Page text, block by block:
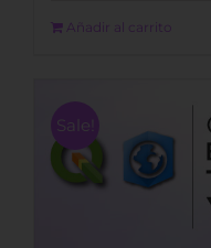
800,00 €.
Añadir al carrito
Sale!